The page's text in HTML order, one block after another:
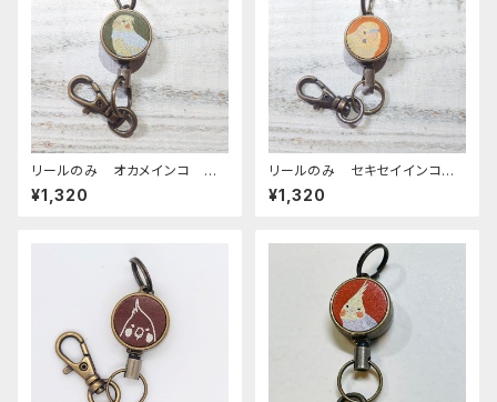
リールのみ オカメインコ ル
チノー グリーン おかめいん
こ
¥1,320
リールのみ セキセイインコ
オパーリングリーン CAMEL
キャメル せきせいいんこ ライ
¥1,320